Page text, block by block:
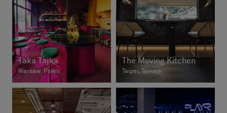
Taka Tajka
Warsaw, Polen
The Moving Kitchen
Taipei, Taiwan